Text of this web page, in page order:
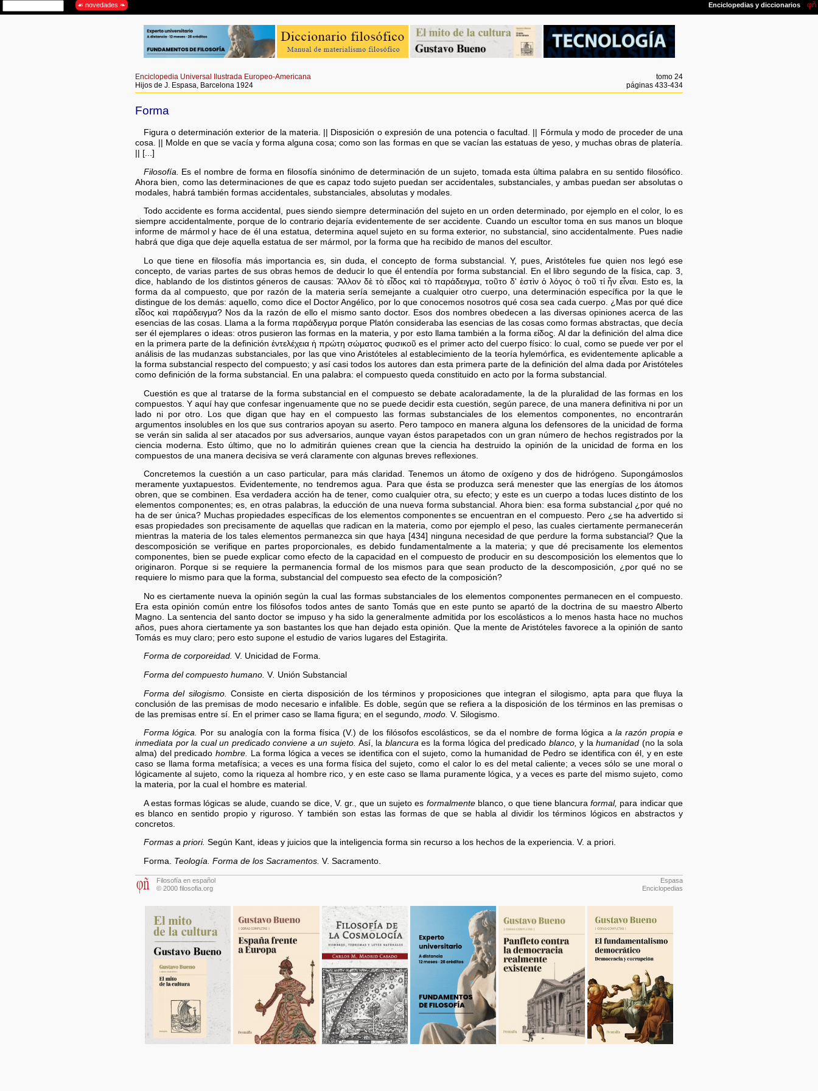
Enciclopedia Universal Ilustrada Europeo-Americana
Hijos de J. Espasa, Barcelona 1924
tomo 24
páginas 433-434
Forma
Figura o determinación exterior de la materia. || Disposición o expresión de una potencia o facultad. || Fórmula y modo de proceder de una
cosa. || Molde en que se vacía y forma alguna cosa; como son las formas en que se vacían las estatuas de yeso, y muchas obras de platería.
|| [...]
Filosofía.
Es el nombre de forma en filosofía sinónimo de determinación de un sujeto, tomada esta última palabra en su sentido filosófico.
Ahora bien, como las determinaciones de que es capaz todo sujeto puedan ser accidentales, substanciales, y ambas puedan ser absolutas o
modales, habrá también formas accidentales, substanciales, absolutas y modales.
Todo accidente es forma accidental, pues siendo siempre determinación del sujeto en un orden determinado, por ejemplo en el color, lo es
siempre accidentalmente, porque de lo contrario dejaría evidentemente de ser accidente. Cuando un escultor toma en sus manos un bloque
informe de mármol y hace de él una estatua, determina aquel sujeto en su forma exterior, no substancial, sino accidentalmente. Pues nadie
habrá que diga que deje aquella estatua de ser mármol, por la forma que ha recibido de manos del escultor.
Lo que tiene en filosofía más importancia es, sin duda, el concepto de forma substancial. Y, pues, Aristóteles fue quien nos legó ese
concepto, de varias partes de sus obras hemos de deducir lo que él entendía por forma substancial. En el libro segundo de la física, cap. 3,
dice, hablando de los distintos géneros de causas: Ἄλλον δὲ τὸ εἶδος καὶ τὸ παράδειγμα, τοῦτο δ' ἐστὶν ὁ λόγος ὁ τοῦ τί ἦν εἶναι. Esto es, la
forma da al compuesto, que por razón de la materia sería semejante a cualquier otro cuerpo, una determinación específica por la que le
distingue de los demás: aquello, como dice el Doctor Angélico, por lo que conocemos nosotros qué cosa sea cada cuerpo. ¿Mas por qué dice
εἶδος καὶ παράδειγμα? Nos da la razón de ello el mismo santo doctor. Esos dos nombres obedecen a las diversas opiniones acerca de las
esencias de las cosas. Llama a la forma παράδειγμα porque Platón consideraba las esencias de las cosas como formas abstractas, que decía
ser él ejemplares o ideas: otros pusieron las formas en la materia, y por esto llama también a la forma είδοϛ. Al dar la definición del alma dice
en la primera parte de la definición ἐντελέχεια ἡ πρώτη σώματος φυσικοῦ es el primer acto del cuerpo físico: lo cual, como se puede ver por el
análisis de las mudanzas substanciales, por las que vino Aristóteles al establecimiento de la teoría hylemórfica, es evidentemente aplicable a
la forma substancial respecto del compuesto; y así casi todos los autores dan esta primera parte de la definición del alma dada por Aristóteles
como definición de la forma substancial. En una palabra: el compuesto queda constituido en acto por la forma substancial.
Cuestión es que al tratarse de la forma substancial en el compuesto se debate acaloradamente, la de la pluralidad de las formas en los
compuestos. Y aquí hay que confesar ingenuamente que no se puede decidir esta cuestión, según parece, de una manera definitiva ni por un
lado ni por otro. Los que digan que hay en el compuesto las formas substanciales de los elementos componentes, no encontrarán
argumentos insolubles en los que sus contrarios apoyan su aserto. Pero tampoco en manera alguna los defensores de la unicidad de forma
se verán sin salida al ser atacados por sus adversarios, aunque vayan éstos parapetados con un gran número de hechos registrados por la
ciencia moderna. Esto último, que no lo admitirán quienes crean que la ciencia ha destruido la opinión de la unicidad de forma en los
compuestos de una manera decisiva se verá claramente con algunas breves reflexiones.
Concretemos la cuestión a un caso particular, para más claridad. Tenemos un átomo de oxígeno y dos de hidrógeno. Supongámoslos
meramente yuxtapuestos. Evidentemente, no tendremos agua. Para que ésta se produzca será menester que las energías de los átomos
obren, que se combinen. Esa verdadera acción ha de tener, como cualquier otra, su efecto; y este es un cuerpo a todas luces distinto de los
elementos componentes; es, en otras palabras, la educción de una nueva forma substancial. Ahora bien: esa forma substancial ¿por qué no
ha de ser única? Muchas propiedades específicas de los elementos componentes se encuentran en el compuesto. Pero ¿se ha advertido si
esas propiedades son precisamente de aquellas que radican en la materia, como por ejemplo el peso, las cuales ciertamente permanecerán
mientras la materia de los tales elementos permanezca sin que haya [434] ninguna necesidad de que perdure la forma substancial? Que la
descomposición se verifique en partes proporcionales, es debido fundamentalmente a la materia; y que dé precisamente los elementos
componentes, bien se puede explicar como efecto de la capacidad en el compuesto de producir en su descomposición los elementos que lo
originaron. Porque si se requiere la permanencia formal de los mismos para que sean producto de la descomposición, ¿por qué no se
requiere lo mismo para que la forma, substancial del compuesto sea efecto de la composición?
No es ciertamente nueva la opinión según la cual las formas substanciales de los elementos componentes permanecen en el compuesto.
Era esta opinión común entre los filósofos todos antes de santo Tomás que en este punto se apartó de la doctrina de su maestro Alberto
Magno. La sentencia del santo doctor se impuso y ha sido la generalmente admitida por los escolásticos a lo menos hasta hace no muchos
años, pues ahora ciertamente ya son bastantes los que han dejado esta opinión. Que la mente de Aristóteles favorece a la opinión de santo
Tomás es muy claro; pero esto supone el estudio de varios lugares del Estagirita.
Forma de corporeidad. V. Unicidad de Forma.
Forma del compuesto humano. V. Unión Substancial
Forma del silogismo.
Consiste en cierta disposición de los términos y proposiciones que integran el silogismo, apta para que fluya la
conclusión de las premisas de modo necesario e infalible. Es doble, según que se refiera a la disposición de los términos en las premisas o
de las premisas entre sí. En el primer caso se llama figura; en el segundo, modo. V. Silogismo.
Forma lógica. Por su analogía con la forma física (V.) de los filósofos escolásticos, se da el nombre de forma lógica a la razón propia e
inmediata por la cual un predicado conviene a un sujeto. Así, la blancuraes la forma lógica del predicado blanco, y lahumanidad (no la sola
alma) del predicadohombre. La forma lógica a veces se identifica con el sujeto, como la humanidad de Pedro se identifica con él, y en este
caso se llama forma metafísica; a veces es una forma física del sujeto, como el calor lo es del metal caliente; a veces sólo se une moral o
lógicamente al sujeto, como la riqueza al hombre rico, y en este caso se llama puramente lógica, y a veces es parte del mismo sujeto, como
la materia, por la cual el hombre es material.
A estas formas lógicas se alude, cuando se dice, V. gr., que un sujeto es formalmenteblanco, o que tiene blancuraformal, para indicar que
es blanco en sentido propio y riguroso. Y también son estas las formas de que se habla al dividir los términos lógicos en abstractos y
concretos.
Formas a priori. Según Kant, ideas y juicios que la inteligencia forma sin recurso a los hechos de la experiencia. V. a priori.
Forma. Teología. Forma de los Sacramentos. V. Sacramento.
Filosofía en español
© 2000 filosofia.org
Espasa
Enciclopedias